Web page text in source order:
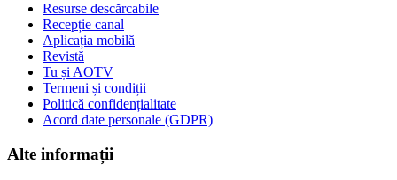
Resurse descărcabile
Recepție canal
Aplicația mobilă
Revistă
Tu și AOTV
Termeni și condiții
Politică confidențialitate
Acord date personale (GDPR)
Alte informații